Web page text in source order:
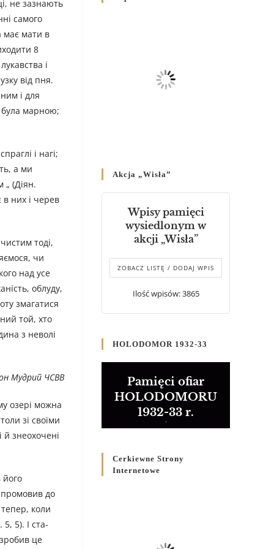
не зазнають
самого
має мати в
8
і
від пня.
і для
була марною;
і нагі;
а ми
„ (Діян.
в них і черев
тоді,
чи
над усе
облуду,
змагатися
той, хто
з неволі
Мудрий ЧСВВ
озері можна
зі своїми
й знеохочені
його
промовив до
коли
5). І ста-
це
Родин
Справ Молоді та встановленя
складу Катихитичної Комісії
днях 2-12 липня 2024 р.”
Декрет єпископів
Перемисько-Варшавської
Митрополії стосовно
звершування Божественної
літургії
Булла проголошення
Розпорядження
Преосвященнішого Владики
Кир Володимира Р. Ющака
про вживання друкованих
книг на публічних
богослужіннях
Akcja „Wisła”
Wpisy pamięci
wysiedlonym w
akcji „Wisła”
ZOBACZ LISTĘ / DODAJ WPIS
Ilość wpisów: 3865
HOLODOMOR 1932-33
Pamięci ofiar
HOLODOMORU
1932-33 r.
Cerkiewne Strony
Internetowe